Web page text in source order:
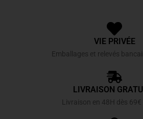
VIE PRIVÉE
Emballages et relevés
LIVRAISON
Livraison en 48H dès 69€